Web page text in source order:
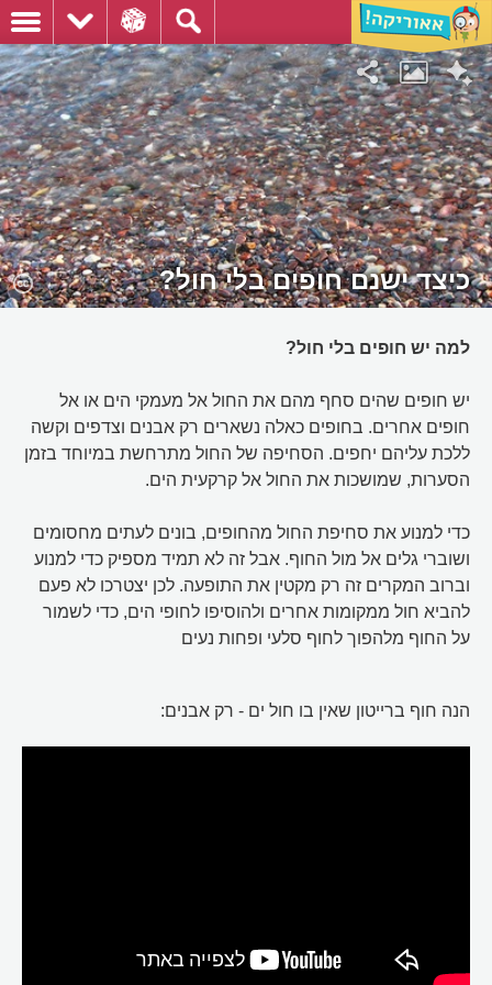
כיצד ישנם חופים בלי חול?
למה יש חופים בלי חול?
יש חופים שהים סחף מהם את החול אל מעמקי הים או אל
חופים אחרים. בחופים כאלה נשארים רק אבנים וצדפים וקשה
ללכת עליהם יחפים. הסחיפה של החול מתרחשת במיוחד בזמן
הסערות, שמושכות את החול אל קרקעית הים.
כדי למנוע את סחיפת החול מהחופים, בונים לעתים מחסומים
ושוברי גלים אל מול החוף. אבל זה לא תמיד מספיק כדי למנוע
וברוב המקרים זה רק מקטין את התופעה. לכן יצטרכו לא פעם
להביא חול ממקומות אחרים ולהוסיפו לחופי הים, כדי לשמור
על החוף מלהפוך לחוף סלעי ופחות נעים
הנה חוף ברייטון שאין בו חול ים - רק אבנים: